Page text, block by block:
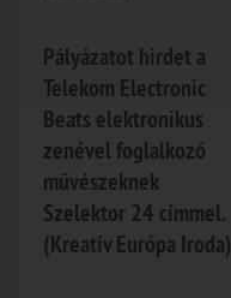
Pályázatot hirdet a
Telekom Electronic
Beats elektronikus
zenével foglalkozó
művészeknek
Szelektor 24 címmel.
(Kreatív Európa Iroda)